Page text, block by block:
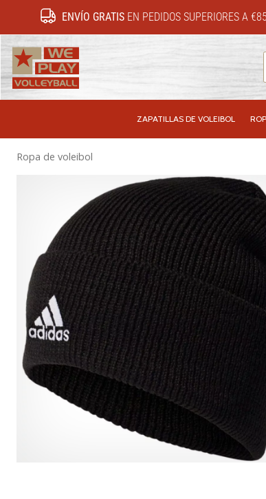
ENVÍO GRATISEN PEDIDOS SUPERIORES A
ZAPATILLAS DE VOLEIBOL
Ropa de voleibol